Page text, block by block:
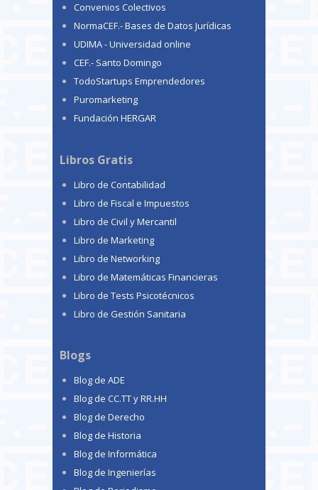
Convenios Colectivos
NormaCEF.- Bases de Datos Jurídicas
UDIMA - Universidad online
CEF.- Santo Domingo
TodoStartups Emprendedores
Puromarketing
Fundación HERGAR
Libros Gratis
Libro de Contabilidad
Libro de Fiscal e Impuestos
Libro de Civil y Mercantil
Libro de Marketing
Libro de Networking
Libro de Matemáticas Financieras
Libro de Tests Psicotécnicos
Libro de Gestión Sanitaria
Blogs
Blog de ADE
Blog de CC.TT y RR.HH
Blog de Derecho
Blog de Historia
Blog de Informática
Blog de Ingenierías